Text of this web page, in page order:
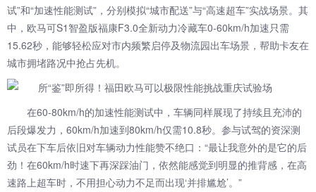
试”和“加速性能测试”，分别模拟“城市配送”与“高速超车”实战场景。其
中，欧马可S1智盈版福康F3.0全新动力冷藏车0-60km/h加速只需
15.62秒，能够轻松应对市内频繁启停及物流园出车场景，帮助卡友在
城市拥堵路况中抢占先机。
在60-80km/h的加速性能测试中，车辆同样展现了持续且充沛的
后段爆发力，60km/h加速到80km/h仅需10.8秒。参与试驾的资深测
试员在下车后依旧对车辆动力性能赞不绝口：“最让我意外的是它的后
劲！在60km/h时速下再深踩油门，依然能感觉到明显的推背感，在高
速路上超车时，不用担心动力不足而出现‘并排尴尬’。”